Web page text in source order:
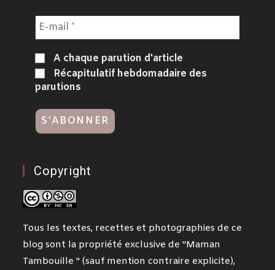
A chaque parution d'article
Récapitulatif hebdomadaire des
parutions
Copyright
Tous les textes, recettes et photographies de ce
blog sont la propriété exclusive de "Maman
Tambouille " (sauf mention contraire explicite),